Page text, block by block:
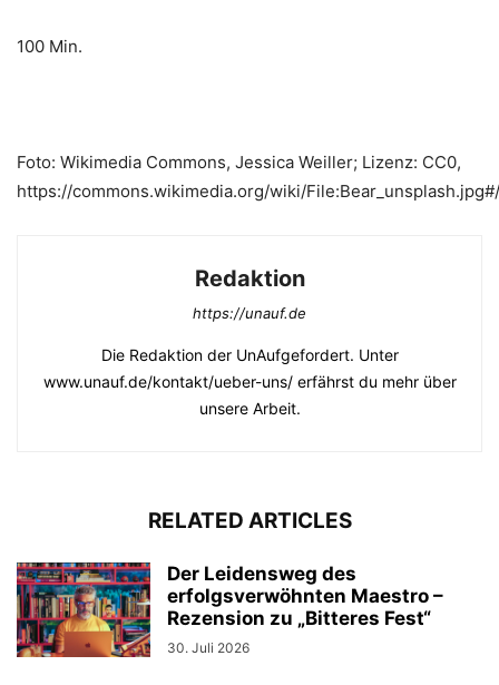
100 Min.
Foto: Wikimedia Commons, Jessica Weiller; Lizenz: CC0,
https://commons.wikimedia.org/wiki/
Redaktion
https://unauf.de
Die Redaktion der UnAufgefordert. Unter
www.unauf.de/kontakt/ueber-uns/ erfährst du mehr über
unsere Arbeit.
RELATED ARTICLES
Der Leidensweg des
erfolgsverwöhnten Maestro –
Rezension zu „Bitteres Fest“
30. Juli 2026